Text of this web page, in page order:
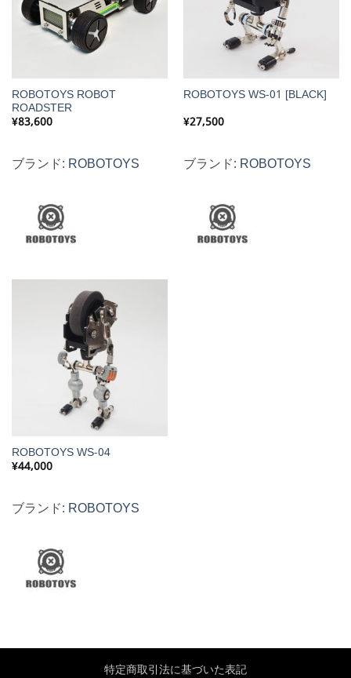
ROBOTOYS ROBOT
ROADSTER
¥83,600
ブランド: ROBOTOYS
ROBOTOYS WS-01 [BLACK]
¥27,500
ブランド: ROBOTOYS
ROBOTOYS WS-04
¥44,000
ブランド: ROBOTOYS
特定商取引法に基づいた表記